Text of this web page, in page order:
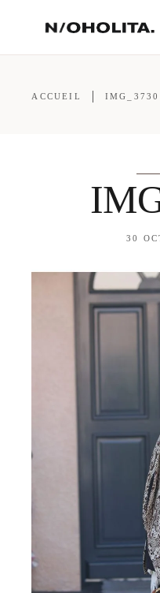
ACCUEIL IMG_3730
30